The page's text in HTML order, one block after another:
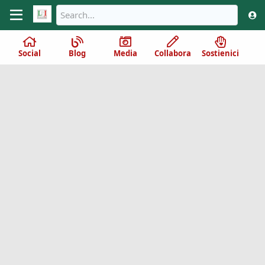
Social Blog Media Collabora Sostienici